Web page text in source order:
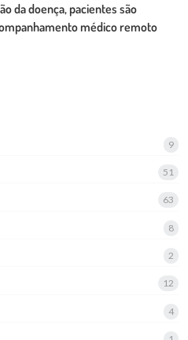
da doença, pacientes são
médico remoto
9
51
63
8
2
12
4